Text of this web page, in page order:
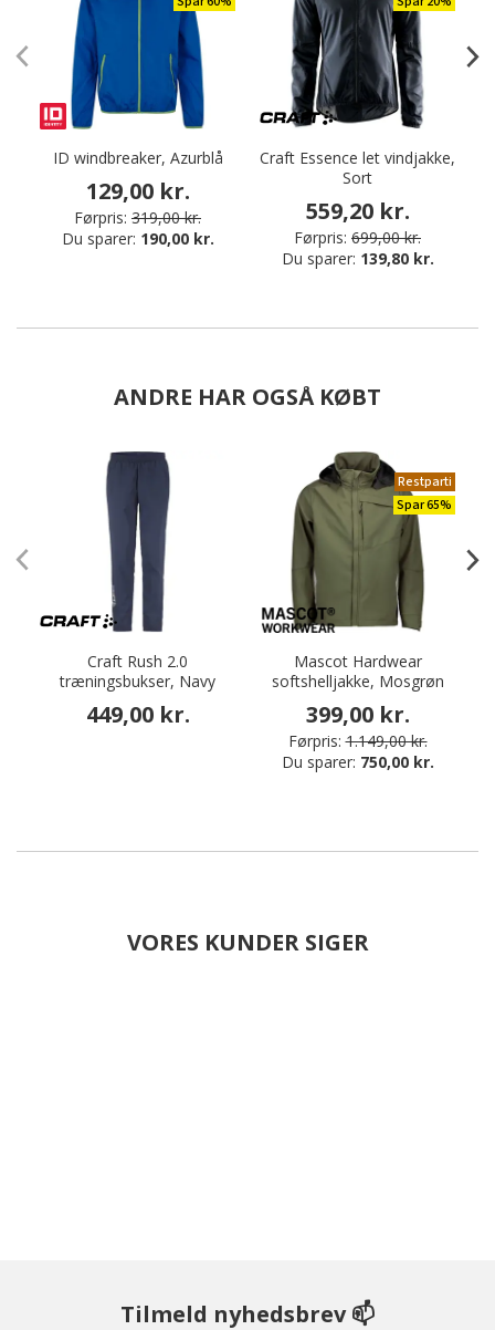
ID windbreaker, Azurblå
129,00 kr.
Førpris: 319,00 kr.
Du sparer: 190,00 kr.
Craft Essence let vindjakke,
Sort
559,20 kr.
Førpris: 699,00 kr.
Du sparer: 139,80 kr.
ANDRE HAR OGSÅ KØBT
Craft Rush 2.0
træningsbukser, Navy
449,00 kr.
Restparti
Spar 65%
Mascot Hardwear
softshelljakke, Mosgrøn
399,00 kr.
Førpris: 1.149,00 kr.
Du sparer: 750,00 kr.
VORES KUNDER SIGER
Tilmeld nyhedsbrev 📫